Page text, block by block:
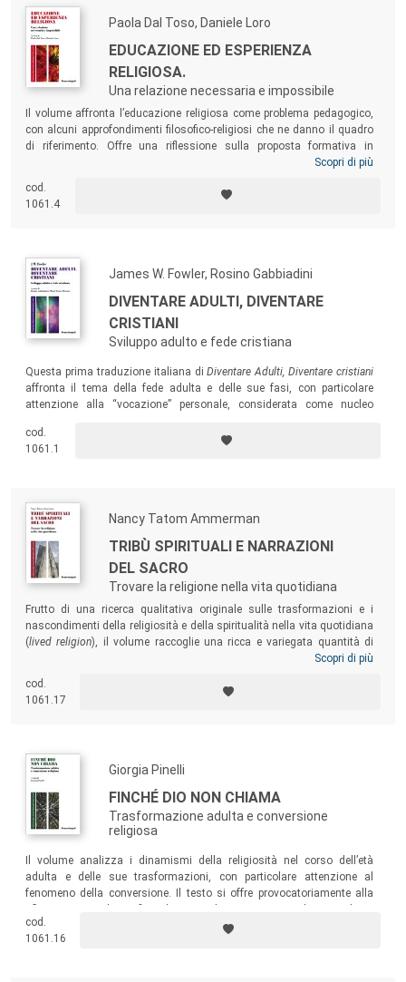
Paola Dal Toso, Daniele Loro
EDUCAZIONE ED ESPERIENZA
RELIGIOSA.
Una relazione necessaria e impossibile
Il volume affronta l’educazione religiosa come problema pedagogico,
con alcuni approfondimenti filosofico-religiosi che ne danno il quadro
di riferimento. Offre una riflessione sulla proposta formativa in
relazione alle diverse stagioni della vita, ai passaggi di vita e ai
quale l’esperienza religiosa oggi può essere un problema o una
risorsa, il libro prende in esame poi l’educazione e l’esperienza
Scopri di più
cod.
1061.4
James W. Fowler, Rosino Gabbiadini
DIVENTARE ADULTI, DIVENTARE
CRISTIANI
Sviluppo adulto e fede cristiana
Questa prima traduzione italiana diDiventare Adulti, Diventare cristiani
affronta il tema della fede adulta e delle sue fasi, con particolare
attenzione alla “vocazione” personale, considerata come nucleo
persone e comunità che desiderano comprendere, sollecitare e
sostenere le vocazioni concrete, proprie e altrui.
cod.
1061.1
Nancy Tatom Ammerman
TRIBÙ SPIRITUALI E NARRAZIONI
DEL SACRO
Trovare la religione nella vita quotidiana
Frutto di una ricerca qualitativa originale sulle trasformazioni e i
nascondimenti della religiosità e della spiritualità nella vita quotidiana
(lived religion), il volume raccoglie una ricca e variegata quantità di
narrazioni – prodotte da soggetti adulti, appartenenti a diverse
fotografie. Un testo di risonanza internazionale, che illumina da
prospettive diverse il fenomeno religioso nella sua
religione, educatori e catechisti, studiosi e ricercatori accademici.
Scopri di più
cod.
1061.17
Giorgia Pinelli
FINCHÉ DIO NON CHIAMA
Trasformazione adulta e conversione
religiosa
Il volume analizza i dinamismi della religiosità nel corso dell’età
adulta e delle sue trasformazioni, con particolare attenzione al
fenomeno della conversione. Il testo si offre provocatoriamente alla
insegnanti ed educatori, formatori, insegnanti di religione, studiosi di
scienze religiose.
cod.
1061.16